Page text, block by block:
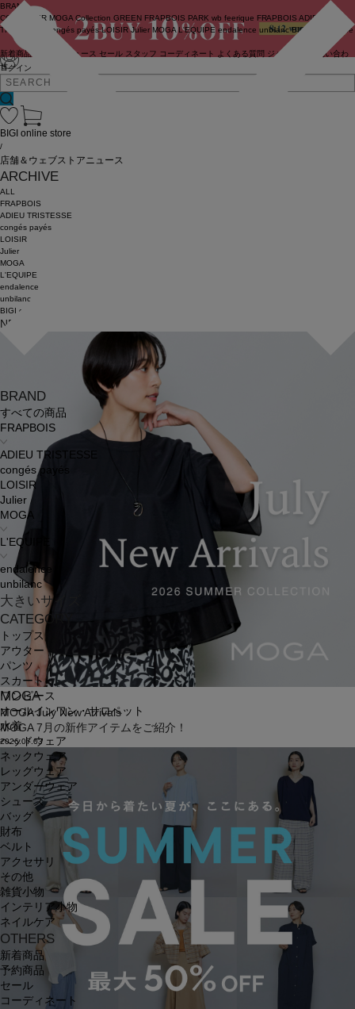
ログイン
BRAND
COUTURIER MOGA Collection GREEN FRAPBOIS PARK wb feerique FRAPBOIS ADIEU
TRISTESSE
congés payés LOISIR Julier MOGA L'EQUIPE endalence unbilanc BIGI online store
新着商品 ニュース セール スタッフ コーディネート よくある質問 ジャーナル
お問い合わ
せ
BRAND
すべての商品
FRAPBOIS
ADIEU TRISTESSE
congés payés
LOISIR
Julier
MOGA
L'EQUIPE
endalence
unbilanc
大きいサイズ
CATEGORY
トップス
アウター
パンツ
スカート
ワンピース
オールインワン・サロペット
水着
ヘッドウェア
ネックウェア
レッグウェア
アンダーウェア
シューズ
バッグ
財布
ベルト
アクセサリ
その他
雑貨小物
インテリア小物
ネイルケア
OTHERS
新着商品
予約商品
セール
コーディネート
BIGI online store
/
店舗＆ウェブストアニュース
ARCHIVE
ALL
FRAPBOIS
ADIEU TRISTESSE
congés payés
LOISIR
Julier
MOGA
L'EQUIPE
endalence
unbilanc
BIGI online store
NEWS
MOGA
MOGA July New Arrivals
MOGA 7月の新作アイテムをご紹介！
2026.07.03